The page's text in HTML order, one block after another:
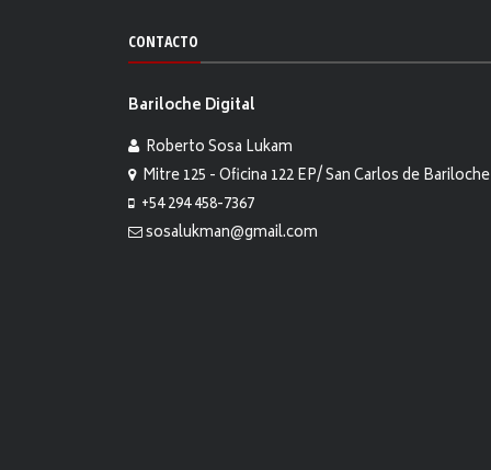
CONTACTO
Bariloche Digital
Roberto Sosa Lukam
Mitre 125 - Oficina 122 EP/ San Carlos de Bariloche
+54 294 458-7367
sosalukman@gmail.com